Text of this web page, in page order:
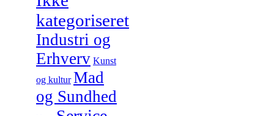
kategoriseret
Industri og
Erhverv Kunst
og kultur Mad
og Sundhed